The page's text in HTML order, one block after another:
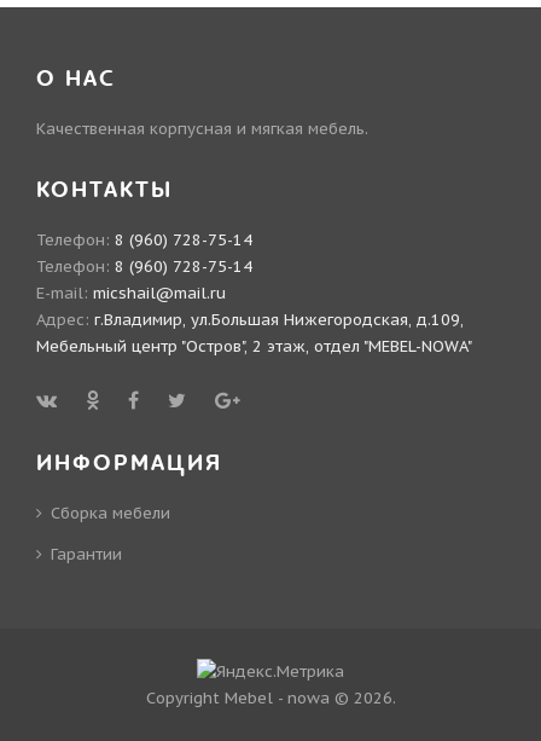
О НАС
Качественная корпусная и мягкая мебель.
КОНТАКТЫ
Телефон: 8 (960) 728-75-14
Телефон: 8 (960) 728-75-14
E-mail: micshail@mail.ru
Адрес: г.Владимир, ул.Большая Нижегородская, д.109,
Мебельный центр "Остров", 2 этаж, отдел "MEBEL-NOWA"
ИНФОРМАЦИЯ
Сборка мебели
Гарантии
Copyright Mebel - nowa © 2026.